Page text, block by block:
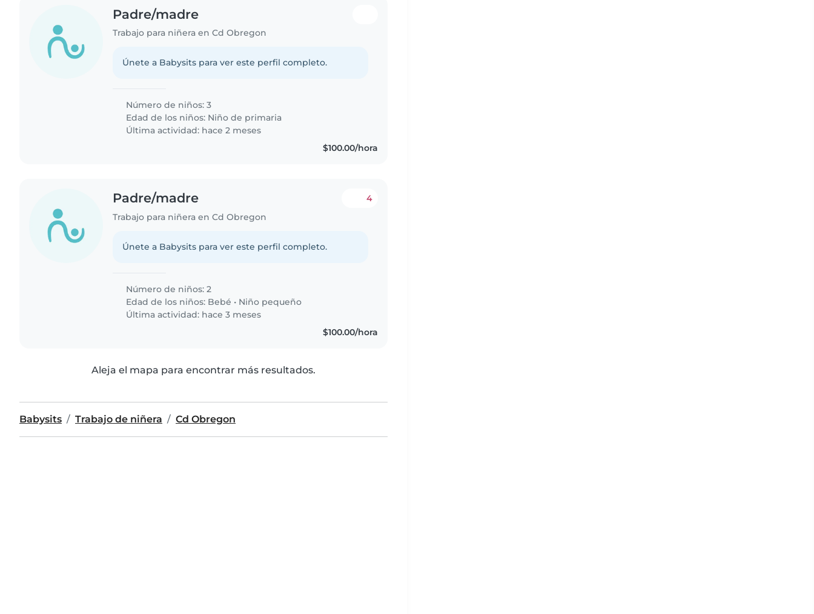
Padre/madre
Trabajo para niñera en Cd Obregon
Únete a Babysits para ver este perfil completo.
Número de niños: 3
Edad de los niños: Niño de primaria
Última actividad: hace 2 meses
$100.00/hora
Padre/madre
Trabajo para niñera en Cd Obregon
4
Únete a Babysits para ver este perfil completo.
Número de niños: 2
Edad de los niños: Bebé • Niño pequeño
Última actividad: hace 3 meses
$100.00/hora
Aleja el mapa para encontrar más resultados.
Babysits Trabajo de niñera Cd Obregon